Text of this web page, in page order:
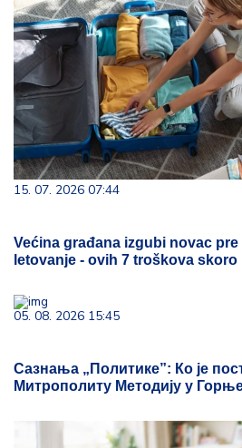
15. 07. 2026 07:44
Većina građana izgubi novac
letovanje - ovih 7 troškova
05. 08. 2026 15:45
Сазнања „Политике”: Ко је
Митрополиту Методију у